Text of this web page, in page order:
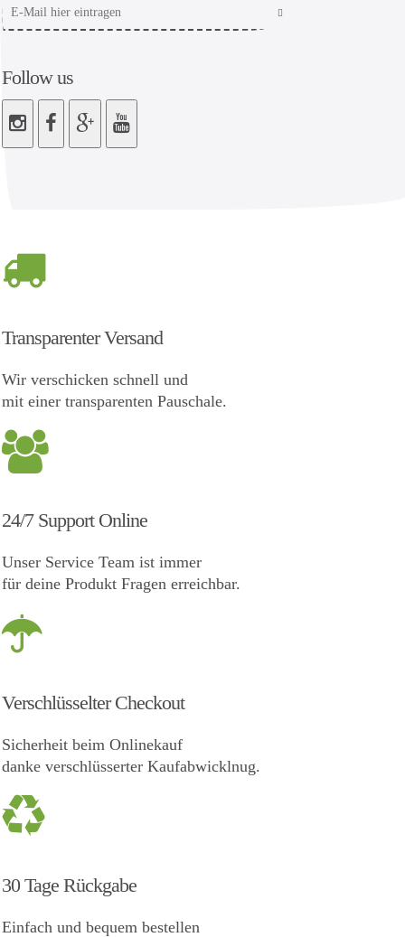
Follow us
Transparenter Versand
Wir verschicken schnell und
mit einer transparenten Pauschale.
24/7 Support Online
Unser Service Team ist immer
für deine Produkt Fragen erreichbar.
Verschlüsselter Checkout
Sicherheit beim Onlinekauf
danke verschlüsserter Kaufabwicklnug.
30 Tage Rückgabe
Einfach und bequem bestellen